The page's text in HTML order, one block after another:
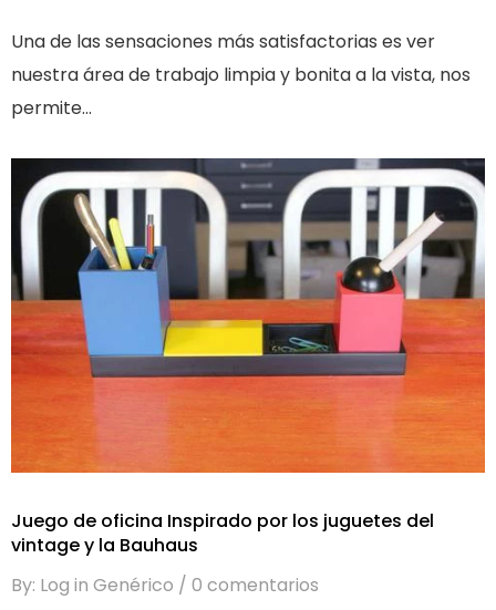
Una de las sensaciones más satisfactorias es ver
nuestra área de trabajo limpia y bonita a la vista, nos
permite...
Juego de oficina Inspirado por los juguetes del
vintage y la Bauhaus
By: Log in Genérico
0 comentarios